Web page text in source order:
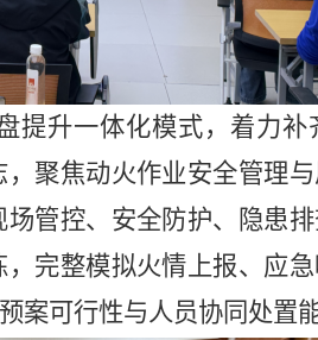
提升一体化模式，着力
聚焦动火作业安全管理
管控、安全防护、隐患排
完整模拟火情上报、应
案可行性与人员协同处置能